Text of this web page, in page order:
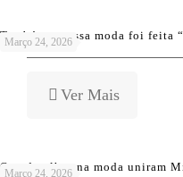
Março 24, 2026
Também a nossa moda foi feita
Ver Mais
Março 24, 2026
Que detalhes na moda uniram